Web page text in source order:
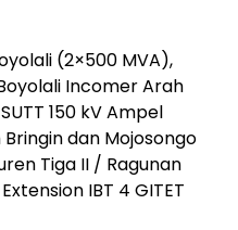
(2×500 MVA),
Incomer Arah
150 kV Ampel
dan Mojosongo
Tiga II / Ragunan
IBT 4 GITET